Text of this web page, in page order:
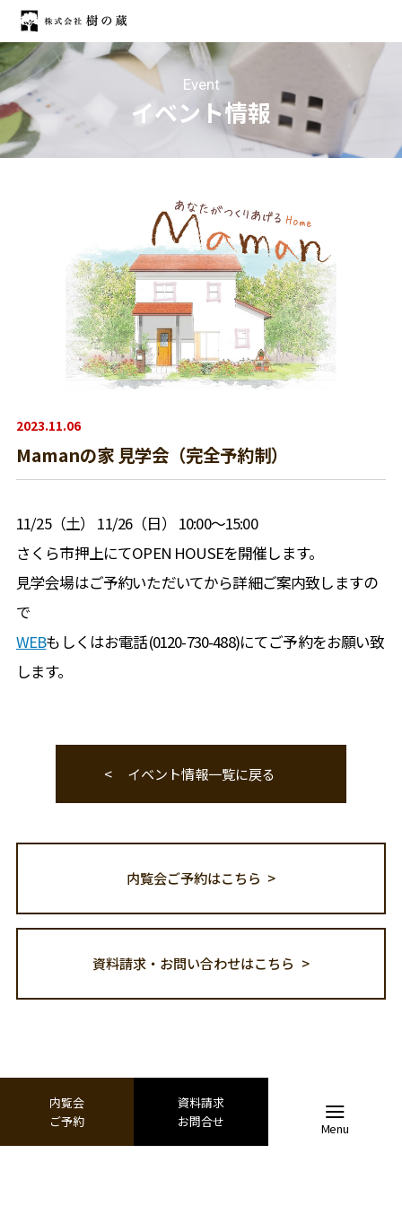
内覧会
ご予約
資料請求
お問合せ
Event
イベント情報
2023.11.06
Mamanの家 見学会（完全予約制）
11/25（土） 11/26（日） 10:00～15:00
さくら市押上にてOPEN HOUSEを開催します。
見学会場はご予約いただいてから詳細ご案内致しますの
で
WEBもしくはお電話(0120-730-488)にてご予約をお願い致
します。
イベント情報一覧に戻る
内覧会ご予約はこちら
資料請求・お問い合わせはこちら